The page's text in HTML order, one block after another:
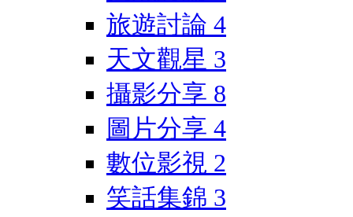
旅遊討論 4
天文觀星 3
攝影分享 8
圖片分享 4
數位影視 2
笑話集錦 3